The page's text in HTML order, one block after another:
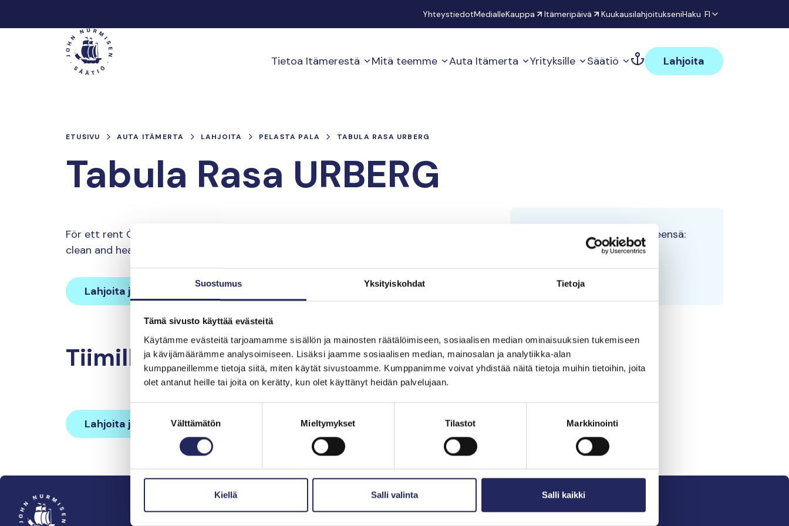
Suostumus Yksityiskohdat Tietoja
Tämä sivusto käyttää evästeitä
Käytämme evästeitä tarjoamamme sisällön ja mainosten räätälöimiseen, sosiaalisen median ominaisuuksien tukemiseen
ja kävijämäärämme analysoimiseen. Lisäksi jaamme sosiaalisen median, mainosalan ja analytiikka-alan
kumppaneillemme tietoja siitä, miten käytät sivustoamme. Kumppanimme voivat yhdistää näitä tietoja muihin tietoihin, joita
olet antanut heille tai joita on kerätty, kun olet käyttänyt heidän palvelujaan.
Suostumuksen
valinta
Välttämätön Mieltymykset Tilastot Markkinointi
Kiellä Salli valinta Salli kaikki
YhteystiedotMedialleKauppa Itämeripäivä KuukausilahjoitukseniHaku FI
Päävalikko Tietoa Itämerestä Mitä teemme Auta Itämerta Yrityksille Säätiö Lahjoita
ETUSIVU AUTA ITÄMERTA LAHJOITA PELASTA PALA TABULA RASA URBERG
Tabula Rasa URBERG
För ett rent Östersjön och Kvarken! Puhtaan Itämeren ja Merenkurkun puolesta! For a
clean and healthy Baltic Sea and Kvarken archipelago!
Lahjoita ja liity tähän tiimiin
Tiimin lahjoitukset yhteensä:
Tiimille tehdyt lahjoitukset
Lahjoita ja liity tähän tiimiin